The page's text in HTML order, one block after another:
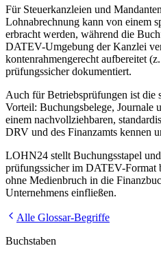
Für Steuerkanzleien und
Lohnabrechnung kann von einem
erbracht werden, während die
DATEV-Umgebung der Kanzlei
kontenrahmengerecht aufbereitet
prüfungssicher dokumentiert.
Auch für Betriebsprüfungen ist die
Vorteil: Buchungsbelege, Journale
einem nachvollziehbaren,
DRV und des Finanzamts kennen
LOHN24 stellt Buchungsstapel
prüfungssicher im DATEV-Format
ohne Medienbruch in die
Unternehmens einfließen.
Alle Glossar-Begriffe
Buchstaben